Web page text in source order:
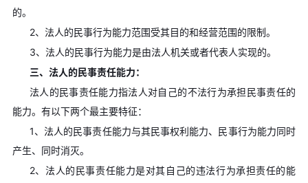
的。
2、法人的民事行为能力范围受其目的和经营范围的限制。
3、法人的民事行为能力是由法人机关或者代表人实现的。
三、法人的民事责任能力：
法人的民事责任能力指法人对自己的不法行为承担民事责任的
能力。有以下两个最主要特征：
1、法人的民事责任能力与其民事权利能力、民事行为能力同时
产生、同时消灭。
2、法人的民事责任能力是对其自己的违法行为承担责任的能